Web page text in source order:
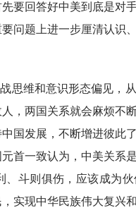
要回答好中美到底是对
问题上进一步厘清认识
思维和意识形态偏见，
，两国关系就会麻烦不
国发展，不断增进彼此
首一致认为，中美关系
、斗则俱伤，应该成为
实现中华民族伟大复兴